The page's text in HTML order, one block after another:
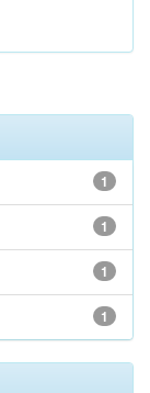
1
1
1
1